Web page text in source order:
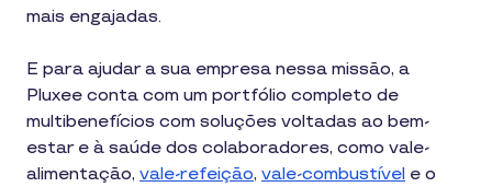
mais engajadas.
E para ajudar a sua empresa nessa missão, a
Pluxee conta com um portfólio completo de
multibenefícios com soluções voltadas ao bem-
estar e à saúde dos colaboradores, como vale-
alimentação, vale-refeição, vale-combustível e o